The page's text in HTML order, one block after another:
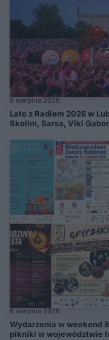
8 sierpnia 2026
Lato z Radiem 2026 w
Skolim, Sarsa, Viki
8 sierpnia 2026
Wydarzenia w weekend
pikniki w województwie